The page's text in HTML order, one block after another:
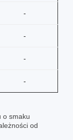
-
-
-
-
o smaku
od